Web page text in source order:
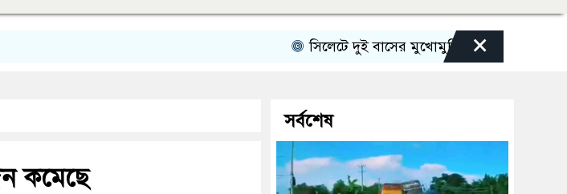
সিলেটে দুই বাসের মুখোমুখি সংঘর্ষে নিহত বেড়ে ৯
×
কমেছে
সর্বশেষ